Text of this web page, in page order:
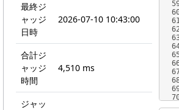
最終ジ
ャッジ
日時
2026-07-10 10:43:00
合計ジ
ャッジ
時間
4,510 ms
ジャッ